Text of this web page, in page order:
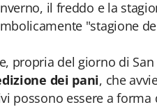
il freddo e la
"stagione
propria del giorno di
dei pani, che
possono essere a